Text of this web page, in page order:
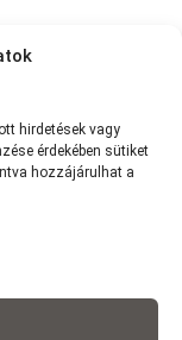
hirdetések vagy
érdekében sütiket
hozzájárulhat a
>
Wolt
ig: 790Ft | 2,5-3,5